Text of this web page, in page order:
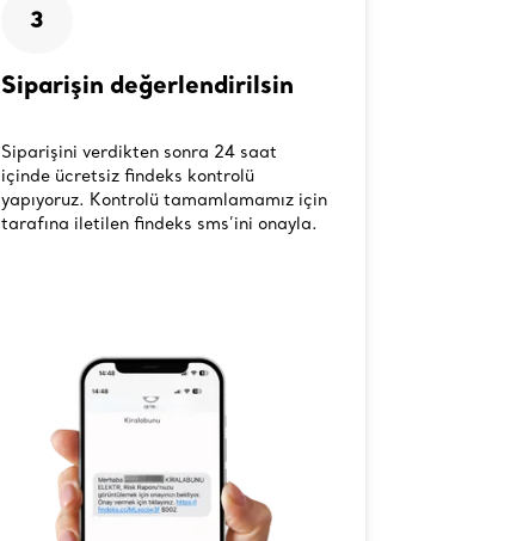
3
Siparişin değerlendirilsin
Siparişini verdikten sonra 24 saat
içinde ücretsiz findeks kontrolü
yapıyoruz. Kontrolü tamamlamamız için
tarafına iletilen findeks sms’ini onayla.